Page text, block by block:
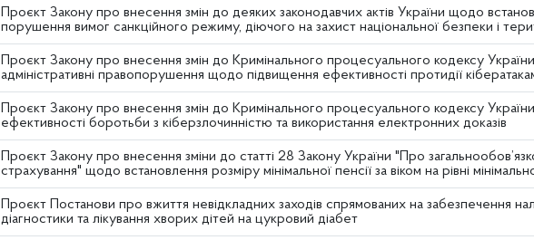
Проєкт Закону про внесення змін до деяких законодавчих актів України щодо
порушення вимог санкційного режиму, діючого на захист національної безпеки і
Проєкт Закону про внесення змін до Кримінального процесуального кодексу
адміністративні правопорушення щодо підвищення ефективності протидії
Проєкт Закону про внесення змін до Кримінального процесуального кодексу
ефективності боротьби з кіберзлочинністю та використання електронних доказів
Проєкт Закону про внесення зміни до статті 28 Закону України "Про
страхування" щодо встановлення розміру мінімальної пенсії за віком на рівні
Проєкт Постанови про вжиття невідкладних заходів спрямованих на забезпечення
діагностики та лікування хворих дітей на цукровий діабет